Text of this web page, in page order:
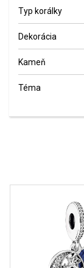
Typ korálky
Dekorácia
Kameň
Téma